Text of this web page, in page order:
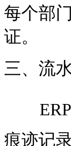
每个部
证。
三、流
痕迹记